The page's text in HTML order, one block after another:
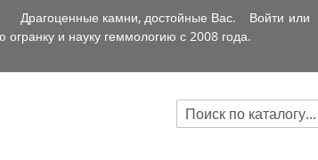
Драгоценные камни, достойные Вас. Войти
и науку геммологию с 2008 года.
Искать